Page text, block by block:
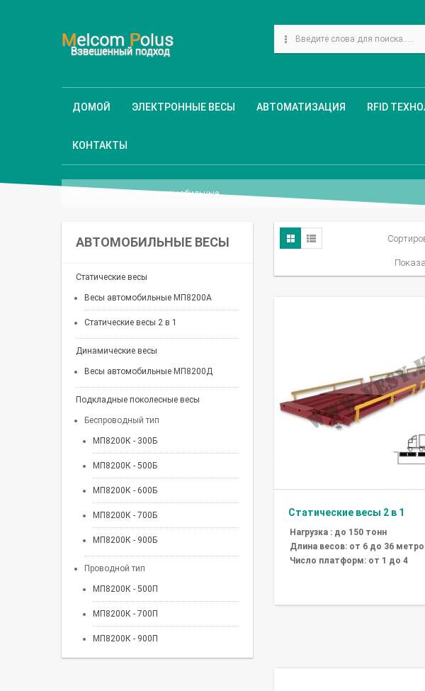
ДОМОЙ ЭЛЕКТРОННЫЕ ВЕСЫ АВТОМАТИЗАЦИЯ RFID
КОНТАКТЫ
Весы автомобильные
АВТОМОБИЛЬНЫЕ ВЕСЫ
Статические весы
Весы автомобильные МП8200А
Статические весы 2 в 1
Динамические весы
Весы автомобильные МП8200Д
Подкладные поколесные весы
Беспроводный тип
МП8200К - 300Б
МП8200К - 500Б
МП8200К - 600Б
МП8200К - 700Б
МП8200К - 900Б
Проводной тип
МП8200К - 500П
МП8200К - 700П
МП8200К - 900П
Статические весы 2 в 1
Нагрузка : до 150 тонн
Длина весов: от 6 до 36
Число платформ: от 1 до 4